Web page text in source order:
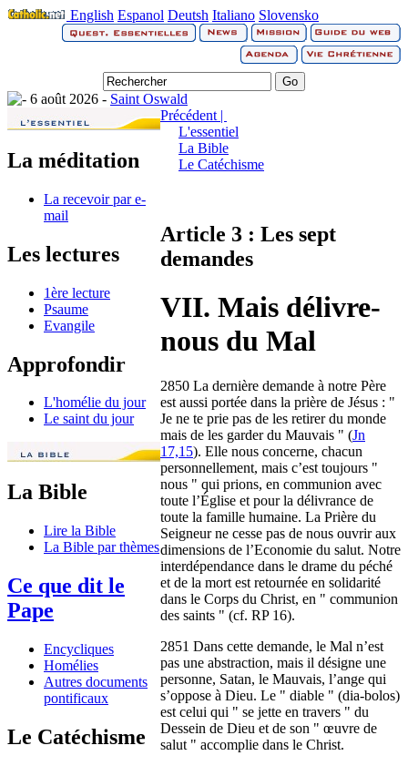
English Espanol Deutsh Italiano Slovensko
6 août 2026 - Saint Oswald
La méditation
La recevoir par e-
mail
Les lectures
1ère lecture
Psaume
Evangile
Approfondir
L'homélie du jour
Le saint du jour
La Bible
Lire la Bible
La Bible par thèmes
Ce que dit le
Pape
Encycliques
Homélies
Autres documents
pontificaux
Le Catéchisme
Précédent |
L'essentiel
La Bible
Le Catéchisme
Article 3 : Les sept
demandes
VII. Mais délivre-
nous du Mal
2850 La dernière demande à notre Père
est aussi portée dans la prière de Jésus : "
Je ne te prie pas de les retirer du monde
mais de les garder du Mauvais " (Jn
17,15). Elle nous concerne, chacun
personnellement, mais c’est toujours "
nous " qui prions, en communion avec
toute l’Église et pour la délivrance de
toute la famille humaine. La Prière du
Seigneur ne cesse pas de nous ouvrir aux
dimensions de l’Economie du salut. Notre
interdépendance dans le drame du péché
et de la mort est retournée en solidarité
dans le Corps du Christ, en " communion
des saints " (cf. RP 16).
2851 Dans cette demande, le Mal n’est
pas une abstraction, mais il désigne une
personne, Satan, le Mauvais, l’ange qui
s’oppose à Dieu. Le " diable " (dia-bolos)
est celui qui " se jette en travers " du
Dessein de Dieu et de son " œuvre de
salut " accomplie dans le Christ.